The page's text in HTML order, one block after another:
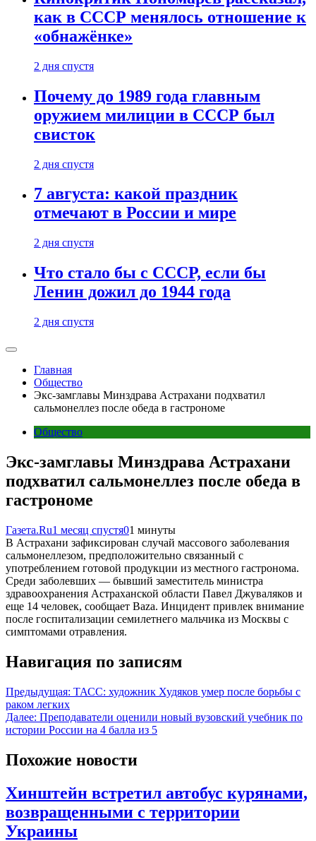
как в СССР менялось отношение к
«обнажёнке»
2 дня спустя
Почему до 1989 года главным
оружием милиции в СССР был
свисток
2 дня спустя
7 августа: какой праздник
отмечают в России и мире
2 дня спустя
Что стало бы с СССР, если бы
Ленин дожил до 1944 года
2 дня спустя
Главная
Общество
Экс-замглавы Минздрава Астрахани подхватил
сальмонеллез после обеда в гастрономе
Общество
Экс-замглавы Минздрава Астрахани
подхватил сальмонеллез после обеда в
гастрономе
Газета.Ru1 месяц спустя01 минуты
В Астрахани зафиксирован случай массового заболевания
сальмонеллезом, предположительно связанный с
употреблением готовой продукции из местного гастронома.
Среди заболевших — бывший заместитель министра
здравоохранения Астраханской области Павел Джуваляков и
еще 14 человек, сообщает Baza. Инцидент привлек внимание
после госпитализации семилетнего мальчика из Москвы с
симптомами отравления.
Навигация по записям
Предыдущая: ТАСС: художник Худяков умер после борьбы с
раком легких
Далее: Преподаватели оценили новый вузовский учебник по
истории России на 4 балла из 5
Похожие новости
Хинштейн встретил автобус курянами,
возвращенными с территории
Украины